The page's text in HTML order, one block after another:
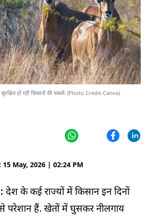
सुरक्षित हो रही किसानों की फसलें. (Photo Credit-Canva)
15 May, 2026 | 02:24 PM
देश के कई राज्यों में किसान इन दिनों
हैं. खेतों में घुसकर नीलगाय